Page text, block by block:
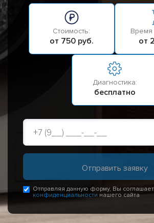
Стоимость:
от 750 руб.
Время
от
Диагностика:
бесплатно
Отправляя данную форму, Вы
конфиденциальности нашего сайта